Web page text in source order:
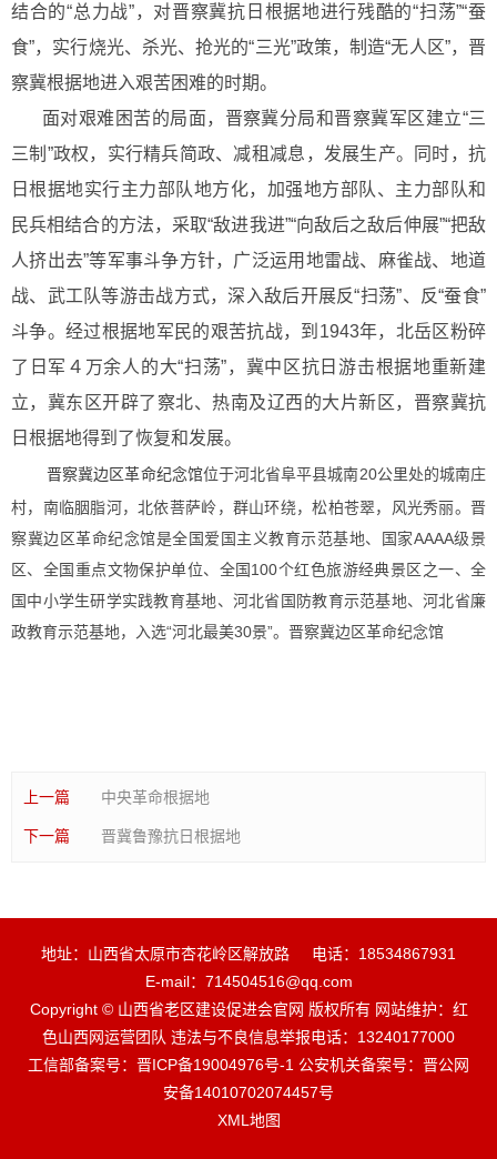
结合的“总力战”，对晋察冀抗日根据地进行残酷的“扫荡”“蚕
食”，实行烧光、杀光、抢光的“三光”政策，制造“无人区”，晋
察冀根据地进入艰苦困难的时期。
面对艰难困苦的局面，晋察冀分局和晋察冀军区建立“三
三制”政权，实行精兵简政、减租减息，发展生产。同时，抗
日根据地实行主力部队地方化，加强地方部队、主力部队和
民兵相结合的方法，采取“敌进我进”“向敌后之敌后伸展”“把敌
人挤出去”等军事斗争方针，广泛运用地雷战、麻雀战、地道
战、武工队等游击战方式，深入敌后开展反“扫荡”、反“蚕食”
斗争。经过根据地军民的艰苦抗战，到1943年，北岳区粉碎
了日军４万余人的大“扫荡”，冀中区抗日游击根据地重新建
立，冀东区开辟了察北、热南及辽西的大片新区，晋察冀抗
日根据地得到了恢复和发展。
晋察冀边区革命纪念馆位于河北省阜平县城南20公里处的城南庄
村，南临胭脂河，北依菩萨岭，群山环绕，松柏苍翠，风光秀丽。晋
察冀边区革命纪念馆是全国爱国主义教育示范基地、国家AAAA级景
区、全国重点文物保护单位、全国100个红色旅游经典景区之一、全
国中小学生研学实践教育基地、河北省国防教育示范基地、河北省廉
政教育示范基地，入选“河北最美30景”。晋察冀边区革命纪念馆
上一篇 中央革命根据地
晋冀鲁豫抗日根据地
下一篇
地址：山西省太原市杏花岭区解放路
电话：18534867931
E-mail：714504516@qq.com
Copyright © 山西省老区建设促进会官网 版权所有 网站维护：红
色山西网运营团队 违法与不良信息举报电话：13240177000
工信部备案号：晋ICP备19004976号-1 公安机关备案号：晋公网
安备14010702074457号
XML地图